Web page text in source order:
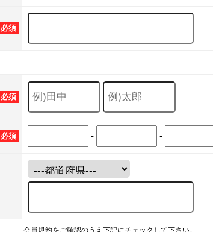
必須
必須
必須 - -
会員規約をご確認のうえ下記にチェックして下さい。